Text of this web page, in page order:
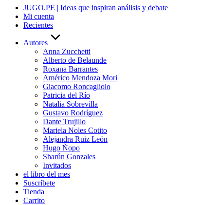
JUGO.PE | Ideas que inspiran análisis y debate
Mi cuenta
Recientes
Autores
Anna Zucchetti
Alberto de Belaunde
Roxana Barrantes
Américo Mendoza Mori
Giacomo Roncagliolo
Patricia del Río
Natalia Sobrevilla
Gustavo Rodríguez
Dante Trujillo
Mariela Noles Cotito
Alejandra Ruiz León
Hugo Ñopo
Sharún Gonzales
Invitados
el libro del mes
Suscríbete
Tienda
Carrito